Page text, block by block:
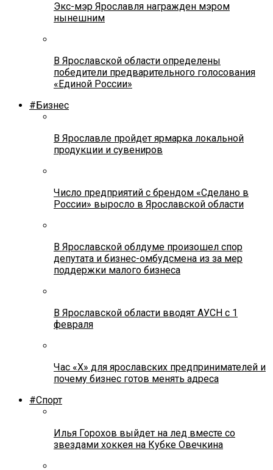
Экс-мэр Ярославля награжден мэром
нынешним
В Ярославской области определены
победители предварительного голосования
«Единой России»
#Бизнес
В Ярославле пройдет ярмарка локальной
продукции и сувениров
Число предприятий с брендом «Сделано в
России» выросло в Ярославской области
В Ярославской облдуме произошел спор
депутата и бизнес-омбудсмена из за мер
поддержки малого бизнеса
В Ярославской области вводят АУСН с 1
февраля
Час «Х» для ярославских предпринимателей и
почему бизнес готов менять адреса
#Спорт
Илья Горохов выйдет на лед вместе со
звездами хоккея на Кубке Овечкина